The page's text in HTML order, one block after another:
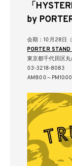
「
by
会期：10月28日
PORTER
東京都千代田区
03-3218-8083
AM8:00～PM10:00